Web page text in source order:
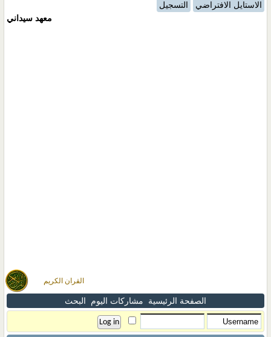
القران الكريم
الاستايل الافتراضي
التسجيل
معهد سيداني
الصفحة الرئيسية مشاركات اليوم البحث